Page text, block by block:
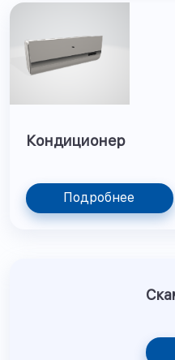
Кондиционер
Подробнее